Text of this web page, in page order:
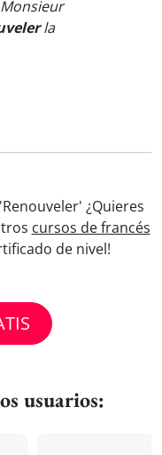
la
¿Quieres
cursos de francés
de nivel!
usuarios: